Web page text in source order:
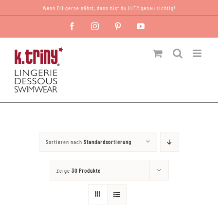
Inhalt
Wenn DU gerne nähst, dann bist du HIER genau richtig!
FacebookInstagramPinterest
Sortieren nach Standardsortierung
Zeige 30 Produkte